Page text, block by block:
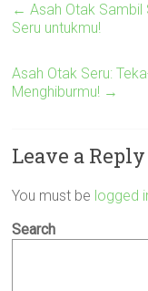
← Asah Otak Sambil
Seru untukmu!
Asah Otak Seru:
Menghiburmu! →
Leave a Reply
You must be logged
Search